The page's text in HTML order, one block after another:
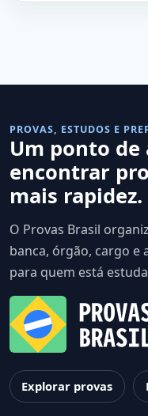
PROVAS, ESTUDOS E
Um ponto de
encontrar
mais rapidez.
O Provas Brasil
banca, órgão, cargo e
para quem está
Explorar provas